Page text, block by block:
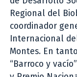
Regional del
coordinador
Internacional
Montes. En
“Barroco y